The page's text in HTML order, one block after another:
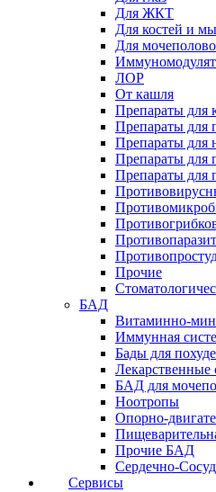
Для ЖКТ
Для костей и
Для
ЛОР
От кашля
Препараты для
Препараты для
Препараты для
Препараты для
Препараты для
Прочие
БАД
Витаминно-
Иммунная
Бады для
Лекарственные
БАД для
Ноотропы
Опорно-
Прочие БАД
Сердечно-
Сервисы